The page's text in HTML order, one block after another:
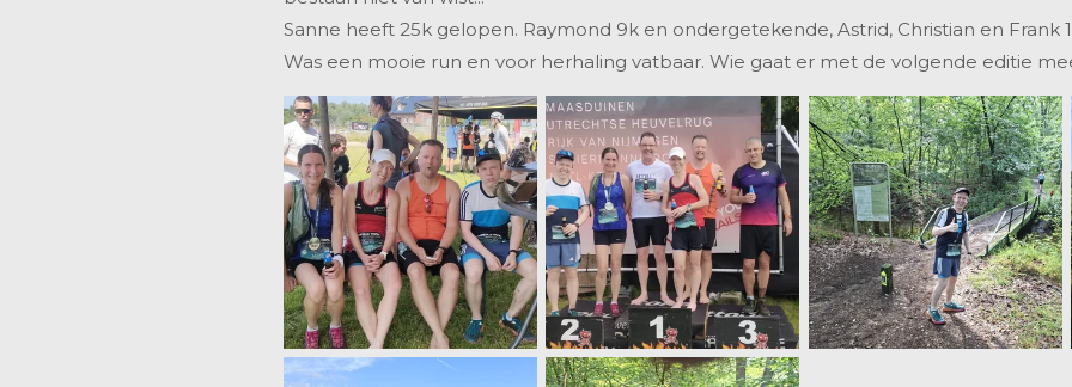
Sanne heeft 25k gelopen. Raymond 9k en ondergetekende, Astrid, Christian en Frank
Was een mooie run en voor herhaling vatbaar. Wie gaat er met de volgende editie